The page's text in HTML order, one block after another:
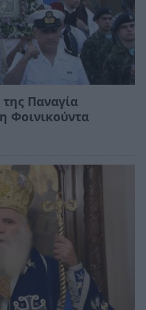
Παναγία
Φοινικούντα